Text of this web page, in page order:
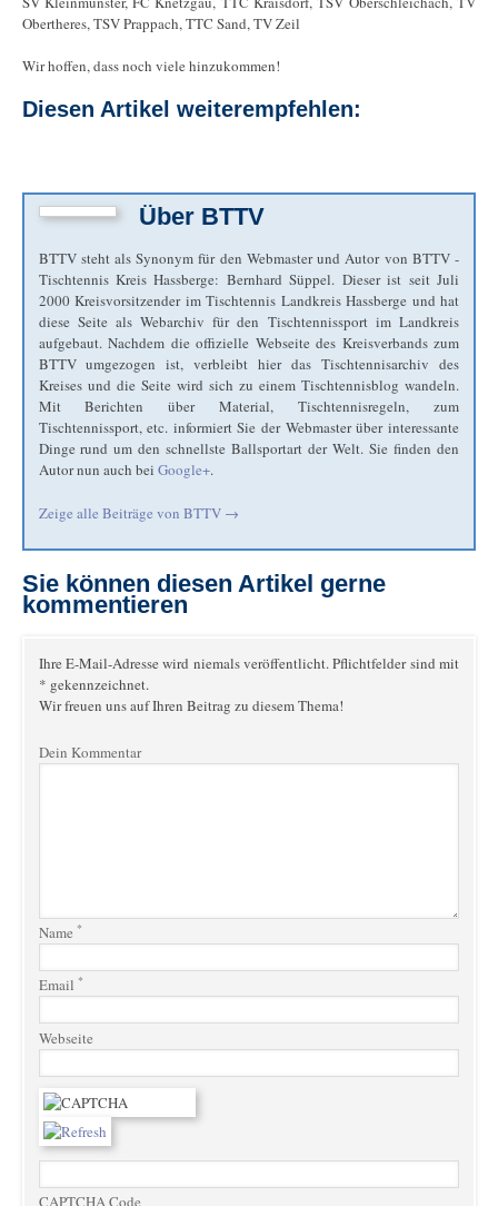
Obertheres, TSV Prappach, TTC Sand, TV Zeil
Wir hoffen, dass noch viele hinzukommen!
Diesen Artikel weiterempfehlen:
Über BTTV
BTTV steht als Synonym für den Webmaster und Autor von BTTV -
Tischtennis Kreis Hassberge: Bernhard Süppel. Dieser ist seit Juli
2000 Kreisvorsitzender im Tischtennis Landkreis Hassberge und hat
diese Seite als Webarchiv für den Tischtennissport im Landkreis
aufgebaut. Nachdem die offizielle Webseite des Kreisverbands zum
BTTV umgezogen ist, verbleibt hier das Tischtennisarchiv des
Kreises und die Seite wird sich zu einem Tischtennisblog wandeln.
Mit Berichten über Material, Tischtennisregeln, zum
Tischtennissport, etc. informiert Sie der Webmaster über interessante
Dinge rund um den schnellste Ballsportart der Welt. Sie finden den
Autor nun auch bei Google+.
Zeige alle Beiträge von BTTV →
Sie können diesen Artikel gerne
kommentieren
Ihre E-Mail-Adresse wird niemals veröffentlicht. Pflichtfelder sind mit
* gekennzeichnet.
Wir freuen uns auf Ihren Beitrag zu diesem Thema!
Dein Kommentar
Name *
Email *
Webseite
CAPTCHA Code